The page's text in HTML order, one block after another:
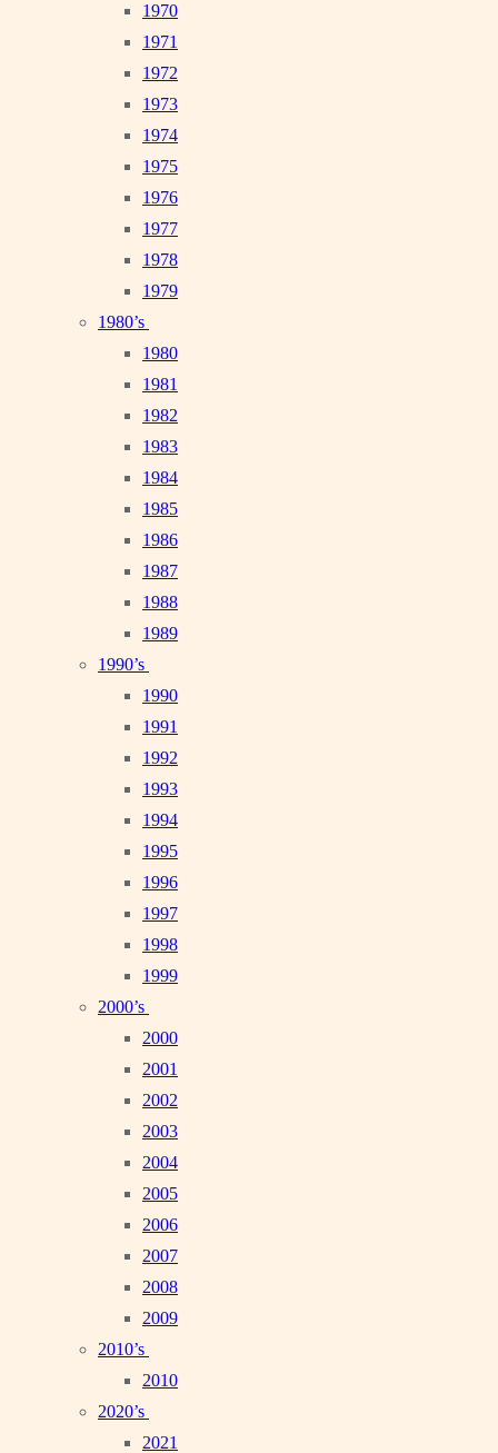
1970
1971
1972
1973
1974
1975
1976
1977
1978
1979
1980’s
1980
1981
1982
1983
1984
1985
1986
1987
1988
1989
1990’s
1990
1991
1992
1993
1994
1995
1996
1997
1998
1999
2000’s
2000
2001
2002
2003
2004
2005
2006
2007
2008
2009
2010’s
2010
2020’s
2021